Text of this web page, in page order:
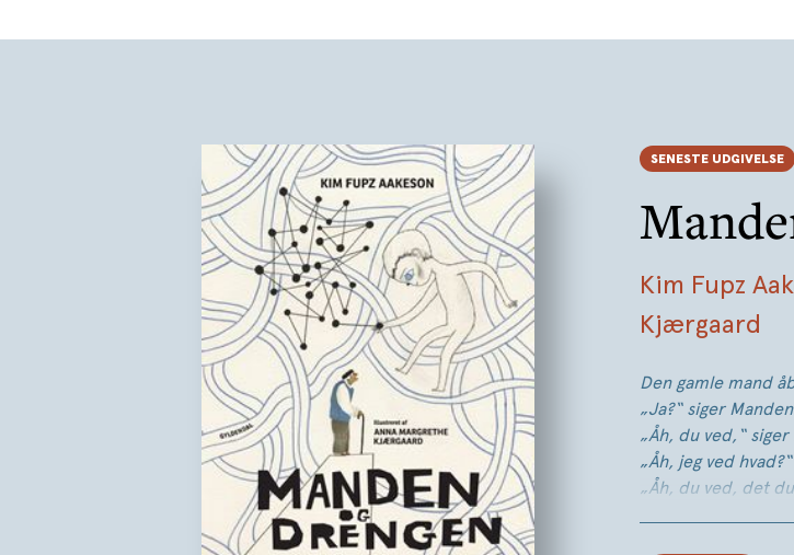
SENESTE UDGIVELSE
Kim Fupz
Kjærgaard
Den gamle mand
„Ja?“ siger
„Åh, du ved,“
„Åh, jeg ved hvad?“
„Åh, du ved, det